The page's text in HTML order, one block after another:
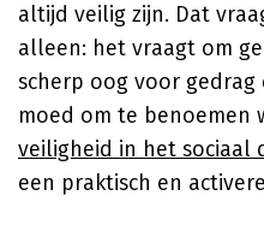
altijd veilig zijn. Dat
alleen: het vraagt om
scherp oog voor
moed om te benoemen
veiligheid in het sociaal
een praktisch en